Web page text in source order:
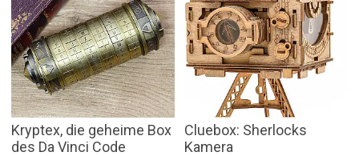
Kryptex, die geheime Box
des Da Vinci Code
Cluebox: Sherlocks
Kamera